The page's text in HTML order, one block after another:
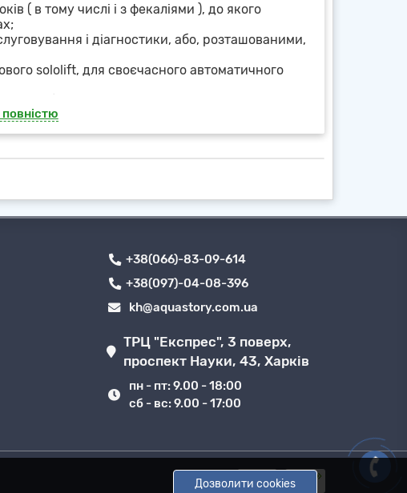
( в тому числі і з фекаліями ), до якого
і діагностики, або, розташованими,
sololift, для своєчасного автоматичного
насосів під великими навантаженнями
Дозволити cookies
+38(066)-83-09-614
+38(097)-04-08-396
kh@aquastory.com.ua
ТРЦ "Експрес", 3 поверх,
проспект Науки, 43, Харків
пн - пт: 9.00 - 18:00
сб - вс: 9.00 - 17:00